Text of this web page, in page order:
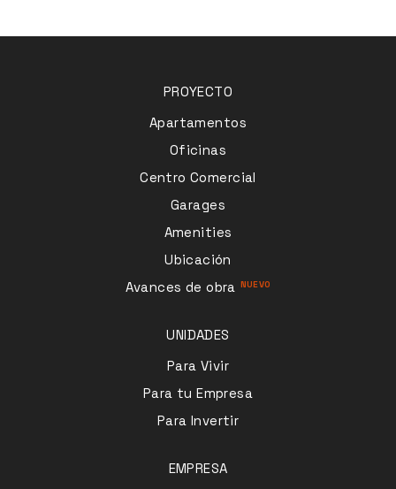
PROYECTO
Apartamentos
Oficinas
Centro Comercial
Garages
Amenities
Ubicación
Avances de obra
UNIDADES
Para Vivir
Para tu Empresa
Para Invertir
EMPRESA